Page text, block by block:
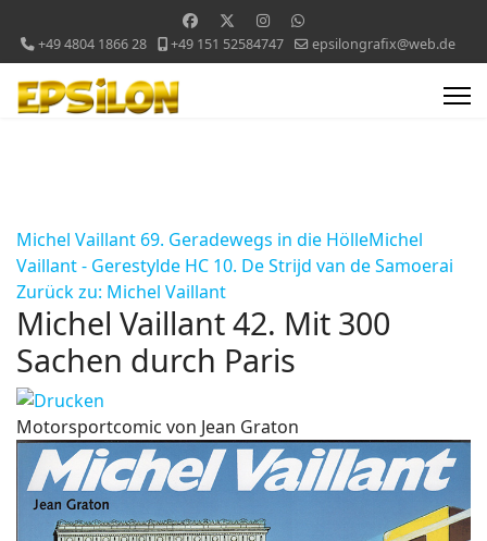
+49 4804 1866 28 +49 151 52584747 epsilongrafix@web.de
Michel Vaillant 69. Geradewegs in die HölleMichel
Vaillant - Gerestylde HC 10. De Strijd van de Samoerai
Zurück zu: Michel Vaillant
Michel Vaillant 42. Mit 300
Sachen durch Paris
Motorsportcomic von Jean Graton